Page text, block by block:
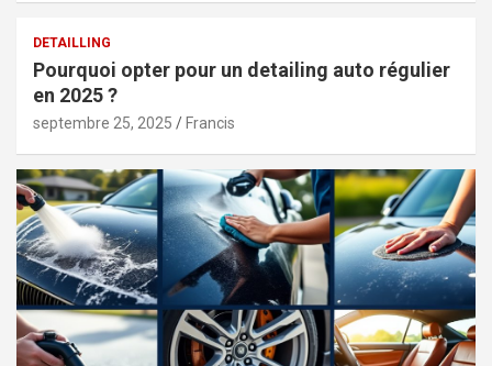
DETAILLING
Pourquoi opter pour un detailing auto régulier
en 2025 ?
septembre 25, 2025 Francis